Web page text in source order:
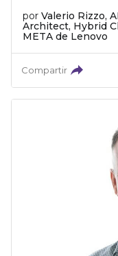
por Valerio Rizzo,
Architect, Hybrid
META de Lenovo
Compartir